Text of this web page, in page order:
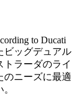
to Ducati
ビッグデュアル
ラーダのライ
のニーズに最適